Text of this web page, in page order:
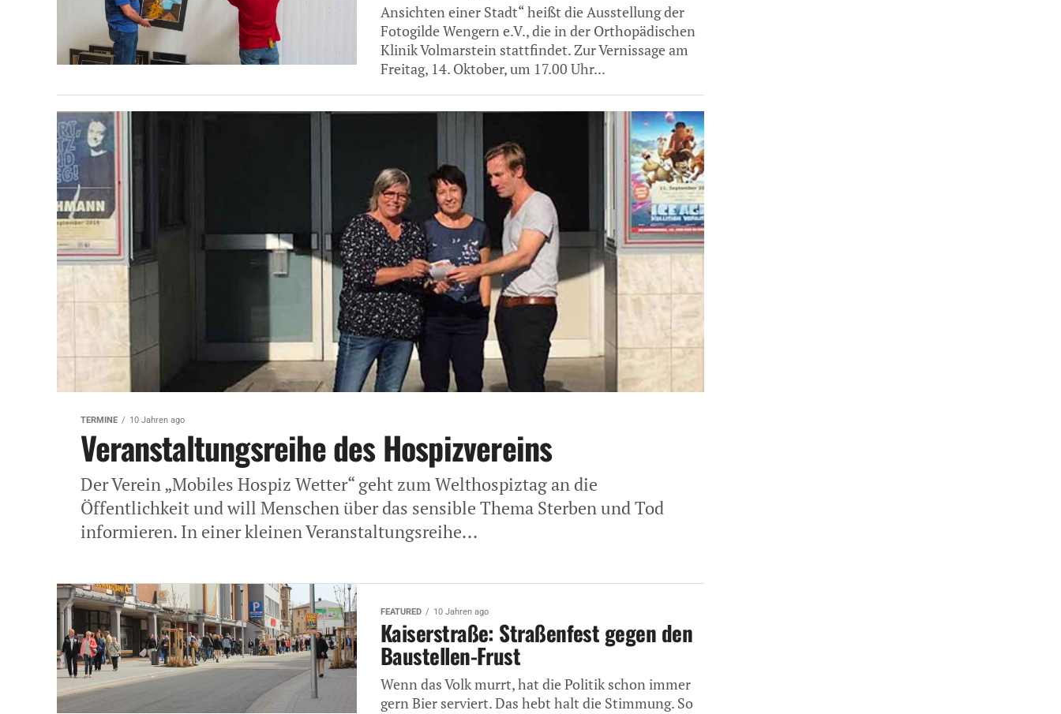
Ansichten einer Stadt“ heißt die Ausstellung der
Fotogilde Wengern e.V., die in der Orthopädischen
Klinik Volmarstein stattfindet. Zur Vernissage am
Freitag, 14. Oktober, um 17.00 Uhr...
TERMINE 10 Jahren ago
Veranstaltungsreihe des Hospizvereins
Der Verein „Mobiles Hospiz Wetter“ geht zum Welthospiztag an die
Öffentlichkeit und will Menschen über das sensible Thema Sterben und Tod
informieren. In einer kleinen Veranstaltungsreihe...
FEATURED 10 Jahren ago
Kaiserstraße: Straßenfest gegen den
Baustellen-Frust
Wenn das Volk murrt, hat die Politik schon immer
gern Bier serviert. Das hebt halt die Stimmung. So